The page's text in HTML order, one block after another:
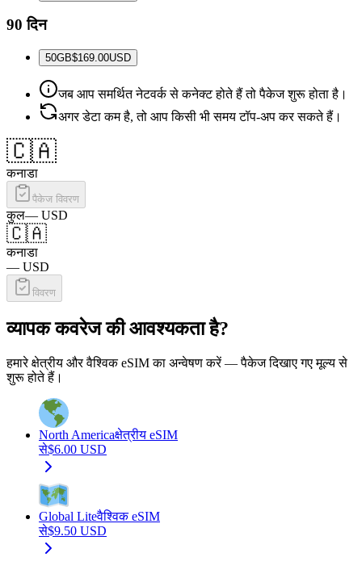
90 दिन
50GB$169.00USD
जब आप समर्थित नेटवर्क से कनेक्ट होते हैं तो पैकेज शुरू होता है।
अगर डेटा कम है, तो आप किसी भी समय टॉप-अप कर सकते हैं।
🇨🇦
कनाडा
पैकेज विवरण
कुल— USD
🇨🇦
कनाडा
— USD
विवरण
व्यापक कवरेज की आवश्यकता है?
हमारे क्षेत्रीय और वैश्विक eSIM का अन्वेषण करें — पैकेज दिखाए गए मूल्य से
शुरू होते हैं।
North Americaक्षेत्रीय eSIM
से$6.00 USD
Global Liteवैश्विक eSIM
से$9.50 USD